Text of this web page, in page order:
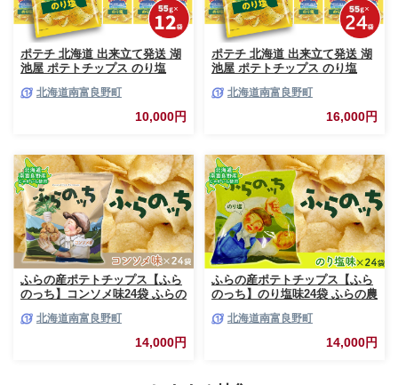
ポテチ 北海道 出来立て発送 湖
池屋 ポテトチップス のり塩
じゃがいも スナック スナック
菓子 ポテトチップ チップス ポ
テト 芋 菓子 お菓子 おやつ 大
ヤ 富良野
北海道南富良野町
10,000円
ポテチ 北海道 出来立て発送 湖
池屋 ポテトチップス のり塩
じゃがいも スナック スナック
菓子 ポテトチップ チップス ポ
テト 芋 菓子 お菓子 おやつ 大
ヤ 富良野
北海道南富良野町
16,000円
ふらの産ポテトチップス【ふら
のっち】コンソメ味24袋 ふらの
ガイモ コンソメ 芋 菓子 スナッ
ク じゃがいも お菓子 ポテチ 1
北海道南富良野町
14,000円
ふらの産ポテトチップス【ふら
のっち】のり塩味24袋 ふらの農
イモ のり塩 芋 菓子 スナック
じゃがいも お菓子 ポテチ 1箱
北海道南富良野町
14,000円